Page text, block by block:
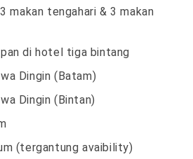
makan tengahari & 3 makan
di hotel tiga bintang
Dingin (Batam)
Dingin (Bintan)
(tergantung avaibility)